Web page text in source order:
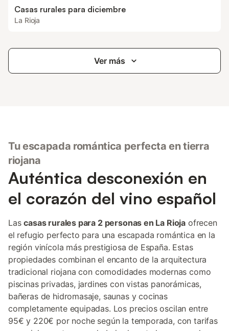
Casas rurales para diciembre
La Rioja
Ver más
Tu escapada romántica perfecta en tierra
riojana
Auténtica desconexión en
el corazón del vino español
Lascasas rurales para 2 personas en La Rioja ofrecen
el refugio perfecto para una escapada romántica en la
región vinícola más prestigiosa de España. Estas
propiedades combinan el encanto de la arquitectura
tradicional riojana con comodidades modernas como
piscinas privadas, jardines con vistas panorámicas,
bañeras de hidromasaje, saunas y cocinas
completamente equipadas. Los precios oscilan entre
95€ y 220€ por noche según la temporada, con tarifas